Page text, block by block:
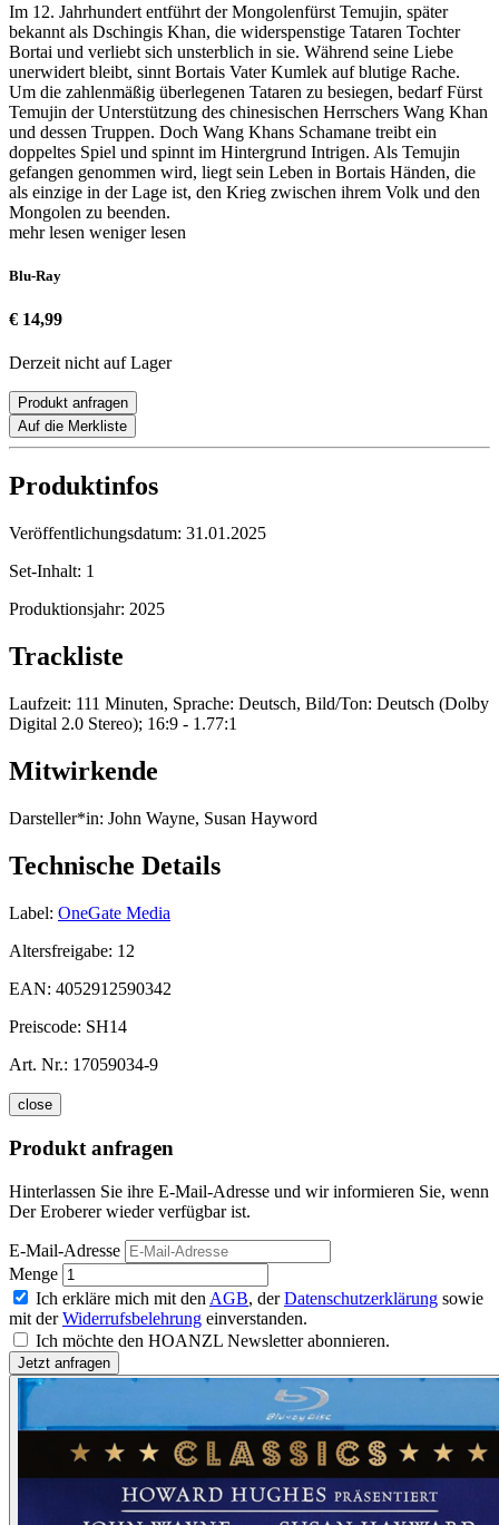
Im 12. Jahrhundert entführt der Mongolenfürst Temujin, später
bekannt als Dschingis Khan, die widerspenstige Tataren Tochter
Bortai und verliebt sich unsterblich in sie. Während seine Liebe
unerwidert bleibt, sinnt Bortais Vater Kumlek auf blutige Rache.
Um die zahlenmäßig überlegenen Tataren zu besiegen, bedarf Fürst
Temujin der Unterstützung des chinesischen Herrschers Wang Khan
und dessen Truppen. Doch Wang Khans Schamane treibt ein
doppeltes Spiel und spinnt im Hintergrund Intrigen. Als Temujin
gefangen genommen wird, liegt sein Leben in Bortais Händen, die
als einzige in der Lage ist, den Krieg zwischen ihrem Volk und den
Mongolen zu beenden.
mehr lesen weniger lesen
Blu-Ray
€ 14,99
Derzeit nicht auf Lager
Produkt anfragen
Auf die Merkliste
Produktinfos
Veröffentlichungsdatum: 31.01.2025
Set-Inhalt: 1
Produktionsjahr: 2025
Trackliste
Laufzeit: 111 Minuten, Sprache: Deutsch, Bild/Ton: Deutsch (Dolby
Digital 2.0 Stereo); 16:9 - 1.77:1
Mitwirkende
Darsteller*in: John Wayne, Susan Hayword
Technische Details
Label: OneGate Media
Altersfreigabe: 12
EAN: 4052912590342
Preiscode: SH14
Art. Nr.: 17059034-9
close
Produkt anfragen
Hinterlassen Sie ihre E-Mail-Adresse und wir informieren Sie, wenn
Der Eroberer wieder verfügbar ist.
E-Mail-Adresse
Menge
Ich erkläre mich mit den AGB, derDatenschutzerklärung sowie
mit derWiderrufsbelehrung einverstanden.
Ich möchte den HOANZL Newsletter abonnieren.